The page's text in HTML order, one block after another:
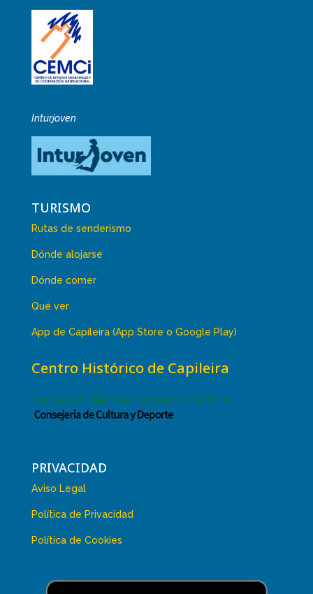
Inturjoven
TURISMO
Rutas de senderismo
Dónde alojarse
Dónde comer
Qué ver
App de Capileira (App Store o Google Play)
Centro Histórico de Capileira
PRIVACIDAD
Aviso Legal
Política de Privacidad
Política de Cookies